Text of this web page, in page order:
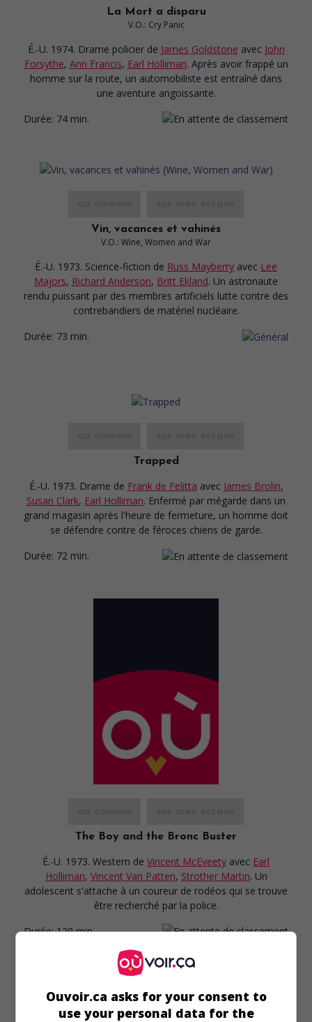
La Mort a disparu
V.O.: Cry Panic
É.-U. 1974. Drame policier de James Goldstone avec John
Forsythe, Ann Francis, Earl Holliman. Après avoir frappé un
homme sur la route, un automobiliste est entraîné dans
une aventure angoissante.
Durée: 74 min.
Vin, vacances et vahinés
V.O.: Wine, Women and War
É.-U. 1973. Science-fiction de Russ Mayberry avec Lee
Majors, Richard Anderson, Britt Ekland. Un astronaute
rendu puissant par des membres artificiels lutte contre des
contrebandiers de matériel nucléaire.
Durée: 73 min.
Trapped
É.-U. 1973. Drame de Frank de Felitta avec James Brolin,
Susan Clark, Earl Holliman. Enfermé par mégarde dans un
grand magasin après l'heure de fermeture, un homme doit
se défendre contre de féroces chiens de garde.
Durée: 72 min.
The Boy and the Bronc Buster
É.-U. 1973. Western de Vincent McEveety avec Earl
Holliman, Vincent Van Patten, Strother Martin. Un
adolescent s'attache à un coureur de rodéos qui se trouve
être recherché par la police.
Durée: 120 min.
Ouvoir.ca asks for your consent to
use your personal data for the